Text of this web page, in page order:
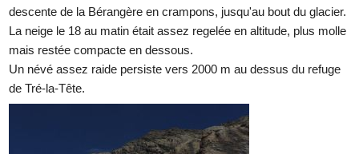
descente de la Bérangère en crampons, jusqu'au bout du glacier.
La neige le 18 au matin était assez regelée en altitude, plus molle
mais restée compacte en dessous.
Un névé assez raide persiste vers 2000 m au dessus du refuge
de Tré-la-Tête.